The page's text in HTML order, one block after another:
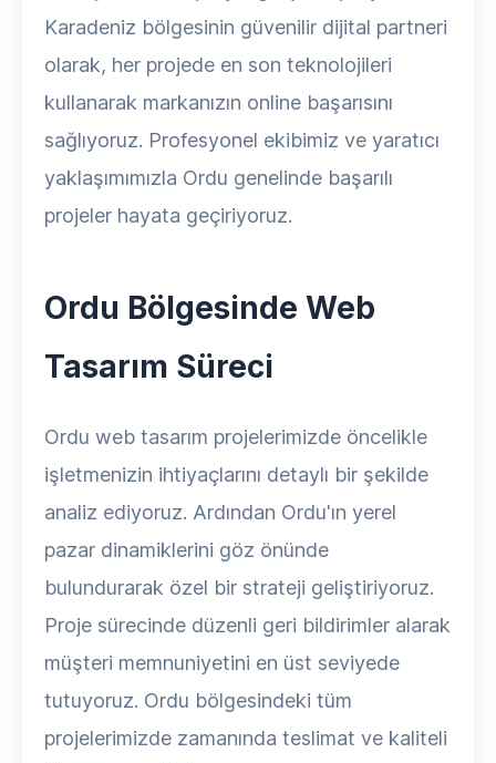
Karadeniz bölgesinin güvenilir dijital partneri
olarak, her projede en son teknolojileri
kullanarak markanızın online başarısını
sağlıyoruz. Profesyonel ekibimiz ve yaratıcı
yaklaşımımızla Ordu genelinde başarılı
projeler hayata geçiriyoruz.
Ordu Bölgesinde Web
Tasarım Süreci
Ordu web tasarım projelerimizde öncelikle
işletmenizin ihtiyaçlarını detaylı bir şekilde
analiz ediyoruz. Ardından Ordu'ın yerel
pazar dinamiklerini göz önünde
bulundurarak özel bir strateji geliştiriyoruz.
Proje sürecinde düzenli geri bildirimler alarak
müşteri memnuniyetini en üst seviyede
tutuyoruz. Ordu bölgesindeki tüm
projelerimizde zamanında teslimat ve kaliteli